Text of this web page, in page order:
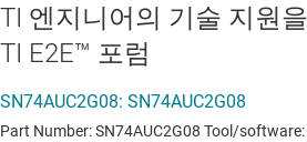
TI 엔지니어의 기술 지원
TI E2E™ 포럼